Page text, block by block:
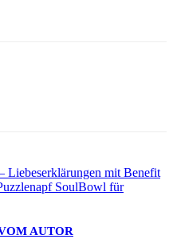
mit Benefit
SoulBowl für
AUTOR